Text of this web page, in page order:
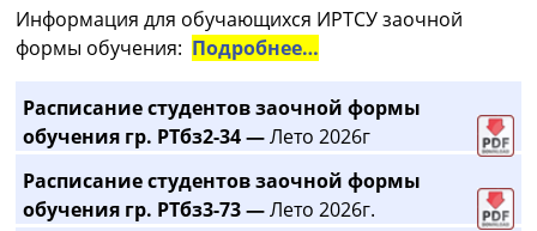
Информация для обучающихся ИРТСУ заочной
формы обучения: Подробнее…
Расписание студентов заочной формы
обучения гр. РТбз2-34 —Лето 2026г
Расписание студентов заочной формы
обучения гр. РТбз3-73 —Лето 2026г.